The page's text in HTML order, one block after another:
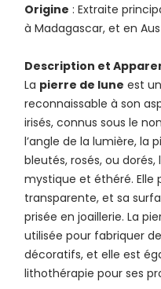
Origine : Extraite
à Madagascar, et en
Description et
La pierre de lune est
reconnaissable à son
irisés, connus sous le
l’angle de la lumière, la
bleutés, rosés, ou
mystique et éthéré.
transparente, et sa
prisée en joaillerie. La
utilisée pour fabriquer
décoratifs, et elle est
lithothérapie pour ses